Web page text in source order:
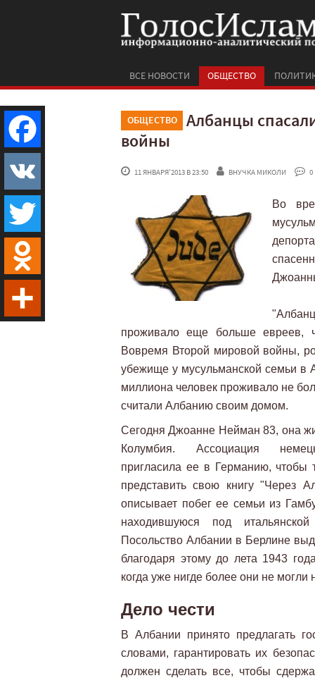
ВСЕ НОВОСТИ ОБЩЕСТВО
ОБЩЕСТВО
Албанцы
войны
11 ЯНВАРЯ'2013 В 23:50 ВНУЧКА МИКОЛИ 0
Во
проживало еще больше евреев,
Вовремя Второй мировой войны,
убежище у мусульманской семьи в
миллиона человек проживало не
считали Албанию своим домом.
Сегодня Джоанне Нейман 83, она
Колумбия. Ассоциация
пригласила ее в Германию, чтобы
представить свою книгу "Через
описывает побег ее семьи из
находившуюся под
Посольство Албании в Берлине
благодаря этому до лета 1943
когда уже нигде более они не
Дело чести
В Албании принято предлагать
словами, гарантировать их
должен сделать все, чтобы
Facebook
VK
Twitter
Odnoklassniki